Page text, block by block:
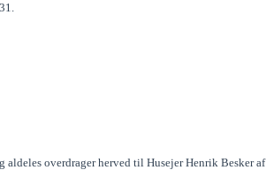
overdrager herved til Husejer Henrik Besker af